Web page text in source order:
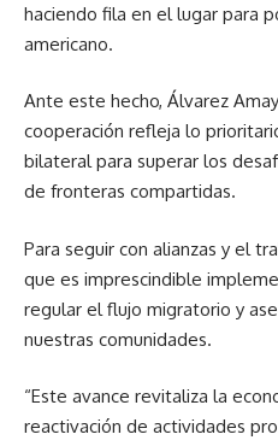
haciendo fila en el lugar para
americano.
Ante este hecho, Álvarez
cooperación refleja lo
bilateral para superar los
de fronteras compartidas.
Para seguir con alianzas y el
que es imprescindible
regular el flujo migratorio y
nuestras comunidades.
“Este avance revitaliza la
reactivación de actividades